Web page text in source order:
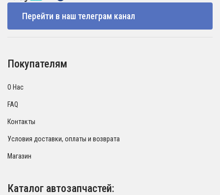
Перейти в наш телеграм канал
Покупателям
О Нас
FAQ
Контакты
Условия доставки, оплаты и возврата
Магазин
Каталог автозапчастей: